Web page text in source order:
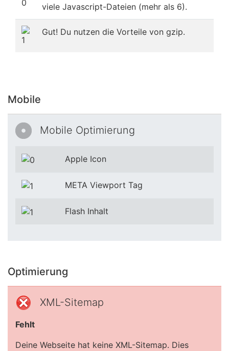
viele Javascript-Dateien (mehr als 6).
Gut! Du nutzen die Vorteile von gzip.
Mobile
Mobile Optimierung
Apple Icon
META Viewport Tag
Flash Inhalt
Optimierung
XML-Sitemap
Fehlt
Deine Webseite hat keine XML-Sitemap. Dies